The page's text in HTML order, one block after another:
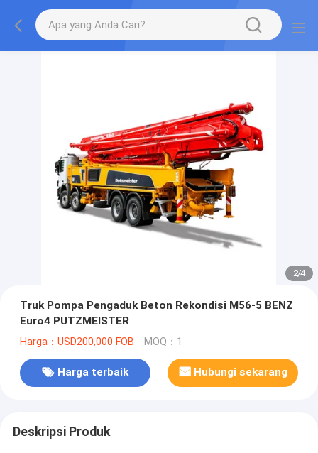
2/4
Truk Pompa Pengaduk Beton Rekondisi M56-5 BENZ
Euro4 PUTZMEISTER
Harga：USD200,000 FOB MOQ：1
Harga terbaik Hubungi sekarang
Deskripsi Produk